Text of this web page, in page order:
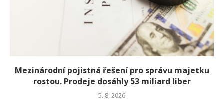
Mezinárodní pojistná řešení pro správu majetku
rostou. Prodeje dosáhly 53 miliard liber
5. 8. 2026